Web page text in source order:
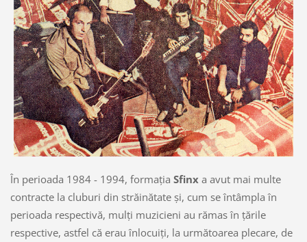
În perioada 1984 - 1994, formaţia Sfinx a avut mai multe
contracte la cluburi din străinătate şi, cum se întâmpla în
perioada respectivă, mulţi muzicieni au rămas în ţările
respective, astfel că erau înlocuiţi, la următoarea plecare, de